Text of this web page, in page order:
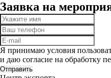
Заявка на
Я принимаю условия
и даю согласие на обработку
Отправить